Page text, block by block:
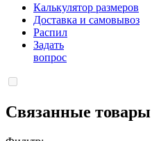
Калькулятор размеров
Доставка и самовывоз
Распил
Задать
вопрос
Связанные товары